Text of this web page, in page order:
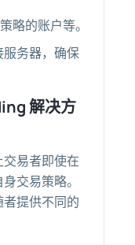
略的账户等。
务器，确保
解决方
易者即使在
交易策略。
提供不同的